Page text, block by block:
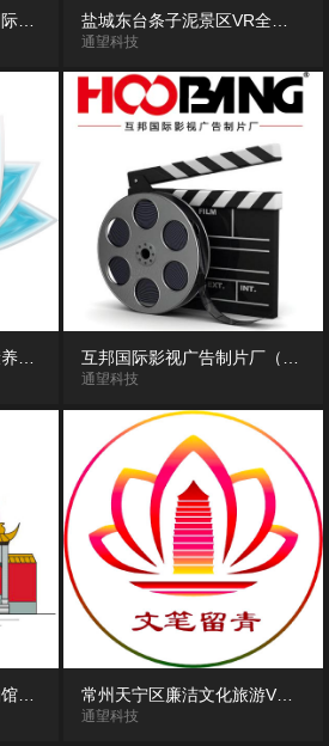
通望科技
通望科技
南京朝天宫（南京市博物馆）360度VR全景漫游展示 常州天宁区廉洁文化旅游VR全景漫游
通望科技